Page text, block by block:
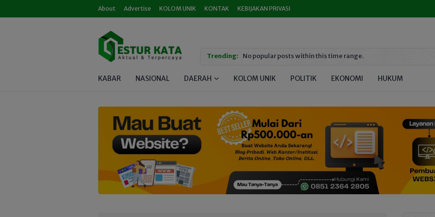
About Advertise KOLOM UNIK KONTAK KEBIJAKAN PRIVASI
Trending: No popular posts within this time range.
KABAR NASIONAL DAERAH KOLOM UNIK POLITIK EKONOMI HUKUM